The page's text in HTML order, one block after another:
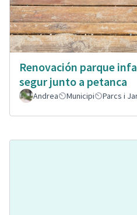
Renovación parque
segur junto a petanca
Andrea Municipi Parcs i